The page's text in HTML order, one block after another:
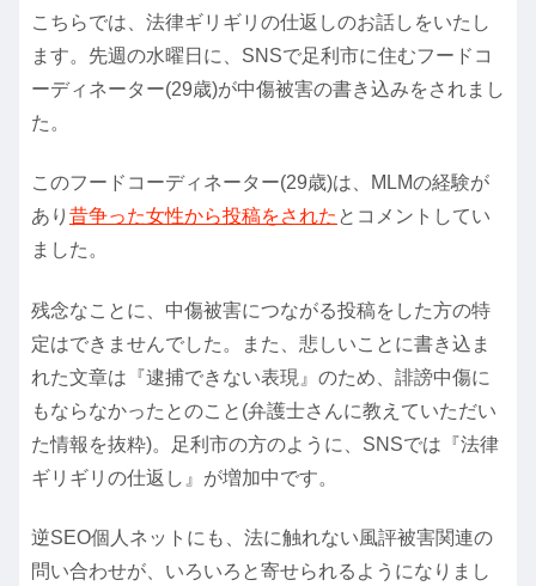
こちらでは、法律ギリギリの仕返しのお話しをいたし
ます。先週の水曜日に、SNSで足利市に住むフードコ
ーディネーター(29歳)が中傷被害の書き込みをされまし
た。
このフードコーディネーター(29歳)は、MLMの経験が
あり 昔争った女性から投稿をされた とコメントしてい
ました。
残念なことに、中傷被害につながる投稿をした方の特
定はできませんでした。また、悲しいことに書き込ま
れた文章は『逮捕できない表現』のため、誹謗中傷に
もならなかったとのこと(弁護士さんに教えていただい
た情報を抜粋)。足利市の方のように、SNSでは『法律
ギリギリの仕返し』が増加中です。
逆SEO個人ネットにも、法に触れない風評被害関連の
問い合わせが、いろいろと寄せられるようになりまし